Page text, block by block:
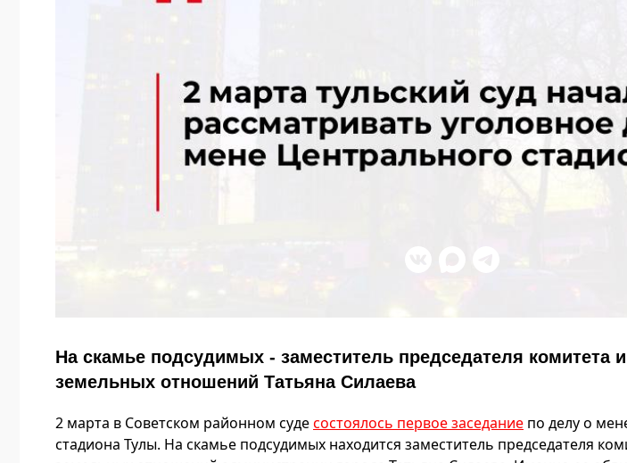
На скамье подсудимых - заместитель председателя комитета
земельных отношений Татьяна Силаева
2 марта в Советском районном судесостоялось первое заседание по делу о
стадиона Тулы. На скамье подсудимых находится заместитель председателя